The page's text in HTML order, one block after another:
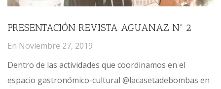
PRESENTACIÓN REVISTA AGUANAZ Nº 2
En Noviembre 27, 2019
Dentro de las actividades que coordinamos en el
espacio gastronómico-cultural @lacasetadebombas en